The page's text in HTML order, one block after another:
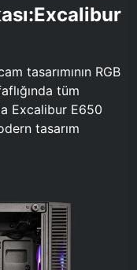
tasarımının RGB
tüm
Excalibur E650
tasarım